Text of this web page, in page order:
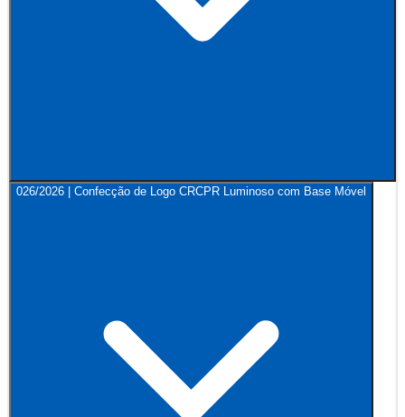
026/2026 | Confecção de Logo CRCPR Luminoso com Base Móvel